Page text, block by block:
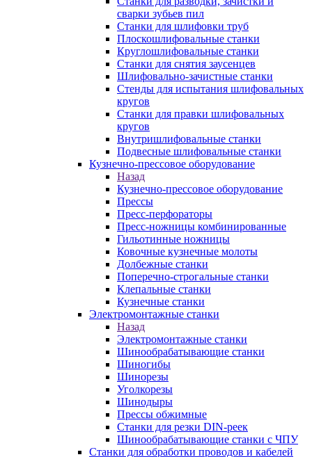
сварки зубьев пил
Станки для шлифовки труб
Плоскошлифовальные станки
Круглошлифовальные станки
Станки для снятия заусенцев
Шлифовально-зачистные станки
Стенды для испытания шлифовальных
кругов
Станки для правки шлифовальных
кругов
Внутришлифовальные станки
Подвесные шлифовальные станки
Кузнечно-прессовое оборудование
Назад
Кузнечно-прессовое оборудование
Прессы
Пресс-перфораторы
Пресс-ножницы комбинированные
Гильотинные ножницы
Ковочные кузнечные молоты
Долбежные станки
Поперечно-строгальные станки
Клепальные станки
Кузнечные станки
Электромонтажные станки
Назад
Электромонтажные станки
Шинообрабатывающие станки
Шиногибы
Шинорезы
Уголкорезы
Шинодыры
Прессы обжимные
Станки для резки DIN-реек
Шинообрабатывающие станки с ЧПУ
Станки для обработки проводов и кабелей